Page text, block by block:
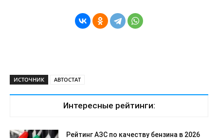
ИСТОЧНИК АВТОСТАТ
Интересные рейтинги:
Рейтинг АЗС по качеству бензина в 2026